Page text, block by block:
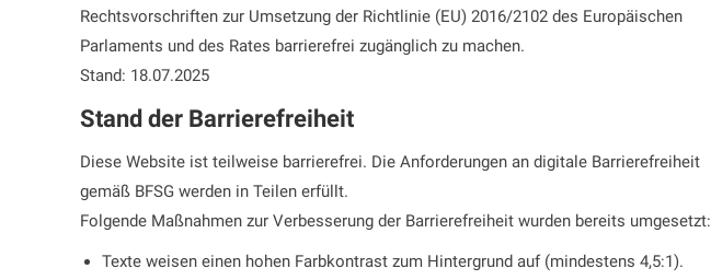
Rechtsvorschriften zur Umsetzung der Richtlinie (EU) 2016/2102 des Europäischen
Parlaments und des Rates barrierefrei zugänglich zu machen.
Stand: 18.07.2025
Stand der Barrierefreiheit
Diese Website ist teilweise barrierefrei. Die Anforderungen an digitale Barrierefreiheit
gemäß BFSG werden in Teilen erfüllt.
Folgende Maßnahmen zur Verbesserung der Barrierefreiheit wurden bereits umgesetzt:
Texte weisen einen hohen Farbkontrast zum Hintergrund auf (mindestens 4,5:1).